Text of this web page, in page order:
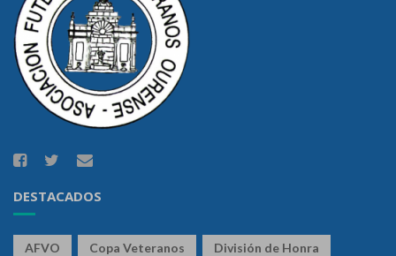
DESTACADOS
AFVO Copa Veteranos División de Honra